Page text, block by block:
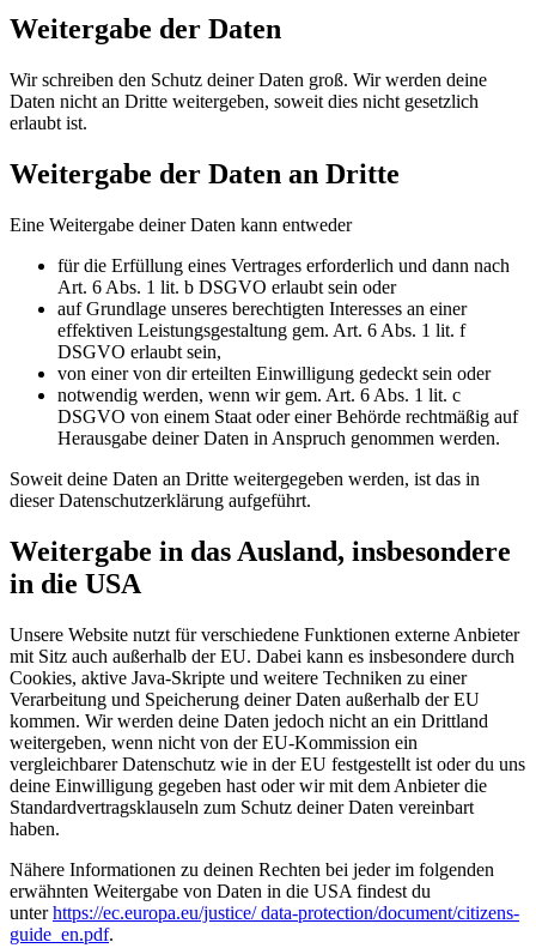
Weitergabe der Daten
Wir schreiben den Schutz deiner Daten groß. Wir werden deine
Daten nicht an Dritte weitergeben, soweit dies nicht gesetzlich
erlaubt ist.
Weitergabe der Daten an Dritte
Eine Weitergabe deiner Daten kann entweder
für die Erfüllung eines Vertrages erforderlich und dann nach
Art. 6 Abs. 1 lit. b DSGVO erlaubt sein oder
auf Grundlage unseres berechtigten Interesses an einer
effektiven Leistungsgestaltung gem. Art. 6 Abs. 1 lit. f
DSGVO erlaubt sein,
von einer von dir erteilten Einwilligung gedeckt sein oder
notwendig werden, wenn wir gem. Art. 6 Abs. 1 lit. c
DSGVO von einem Staat oder einer Behörde rechtmäßig auf
Herausgabe deiner Daten in Anspruch genommen werden.
Soweit deine Daten an Dritte weitergegeben werden, ist das in
dieser Datenschutzerklärung aufgeführt.
Weitergabe in das Ausland, insbesondere
in die USA
Unsere Website nutzt für verschiedene Funktionen externe Anbieter
mit Sitz auch außerhalb der EU. Dabei kann es insbesondere durch
Cookies, aktive Java-Skripte und weitere Techniken zu einer
Verarbeitung und Speicherung deiner Daten außerhalb der EU
kommen. Wir werden deine Daten jedoch nicht an ein Drittland
weitergeben, wenn nicht von der EU-Kommission ein
vergleichbarer Datenschutz wie in der EU festgestellt ist oder du uns
deine Einwilligung gegeben hast oder wir mit dem Anbieter die
Standardvertragsklauseln zum Schutz deiner Daten vereinbart
haben.
Nähere Informationen zu deinen Rechten bei jeder im folgenden
erwähnten Weitergabe von Daten in die USA findest du
unterhttps://ec.europa.eu/justice/ data-protection/document/citizens-
guide_en.pdf.